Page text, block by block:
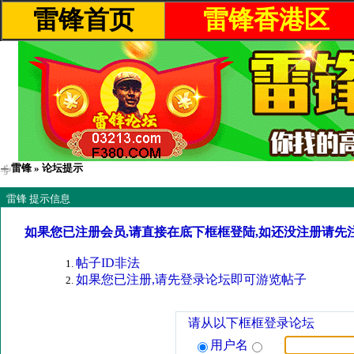
雷锋首页 雷锋香港区
雷锋 » 论坛提示
雷锋 提示信息
如果您已注册会员,请直接在底下框框登陆,如还没注册请先
帖子ID非法
如果您已注册,请先登录论坛即可游览帖子
请从以下框框登录论坛
用户名